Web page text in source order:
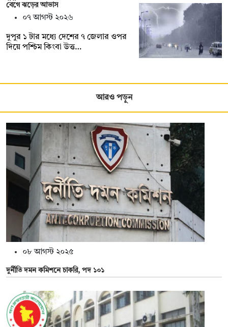
বেগে ঝড়ের আভাস
০৭ আগস্ট ২০২৬
দুপুর ১ টার মধ্যে দেশের ৭ জেলার ওপর
দিয়ে পশ্চিম কিংবা উত্ত…
আরও পড়ুন
০৮ আগস্ট ২০২৫
দুর্নীতি দমন কমিশনে চাকরি, পদ ১০১